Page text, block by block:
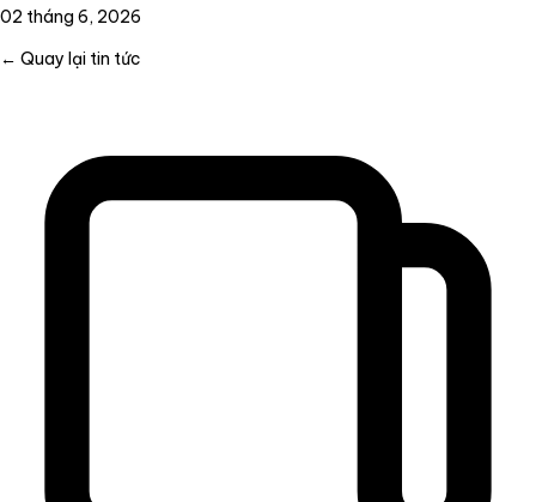
02 tháng 6, 2026
← Quay lại tin tức